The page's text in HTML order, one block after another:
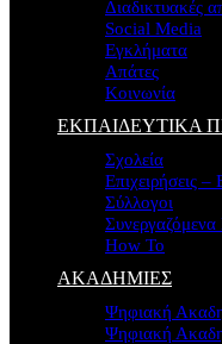
Διαδικτυακές
Social Media
Εγκλήματα
Απάτες
Κοινωνία
ΕΚΠΑΙΔΕΥΤΙΚΑ
Σχολεία
Επιχειρήσεις –
Σύλλογοι
How To
ΑΚΑΔΗΜΙΕΣ
Ψηφιακή
Ψηφιακή